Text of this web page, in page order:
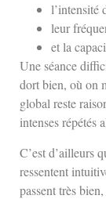
l’intensité
leur
et la
Une séance
dort bien, où on
global reste
intenses répétés
C’est d’ailleurs
ressentent
passent très